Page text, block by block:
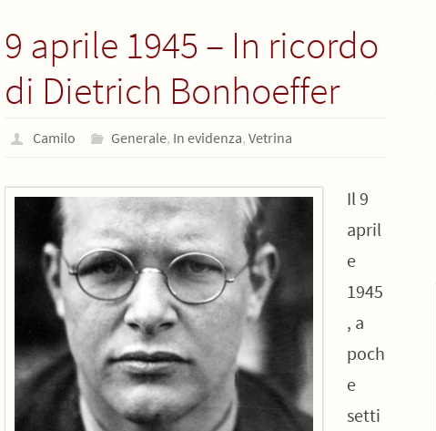
9 aprile 1945 – In ricordo
di Dietrich Bonhoeffer
Camilo Generale, In evidenza,Vetrina
Il 9
april
e
1945
, a
poch
e
setti